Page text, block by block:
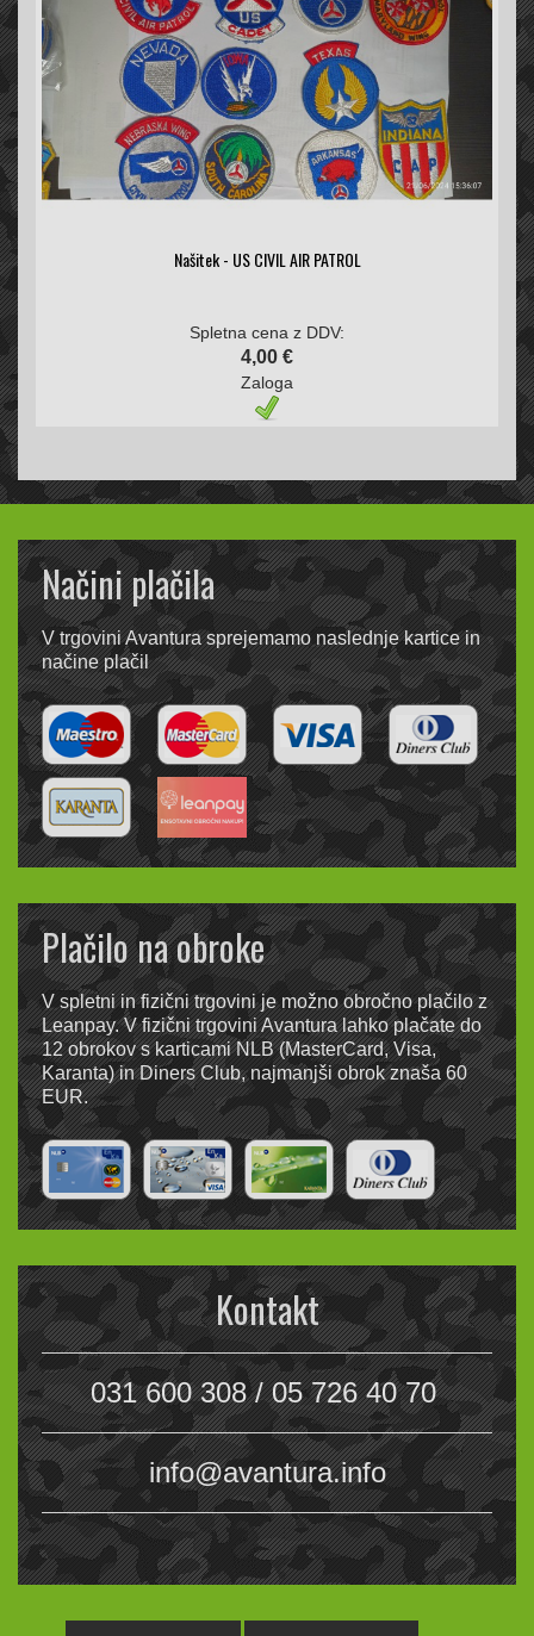
Našitek - US CIVIL AIR PATROL
Spletna cena z DDV:
4,00 €
Zaloga
Načini plačila
V trgovini Avantura sprejemamo naslednje kartice in
načine plačil
Plačilo na obroke
V spletni in fizični trgovini je možno obročno plačilo z
Leanpay. V fizični trgovini Avantura lahko plačate do
12 obrokov s karticami NLB (MasterCard, Visa,
Karanta) in Diners Club, najmanjši obrok znaša 60
EUR.
Kontakt
031 600 308 / 05 726 40 70
info@avantura.info